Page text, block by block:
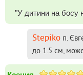
"У дитини на босу
Stepiko п.
до 1.5 см,